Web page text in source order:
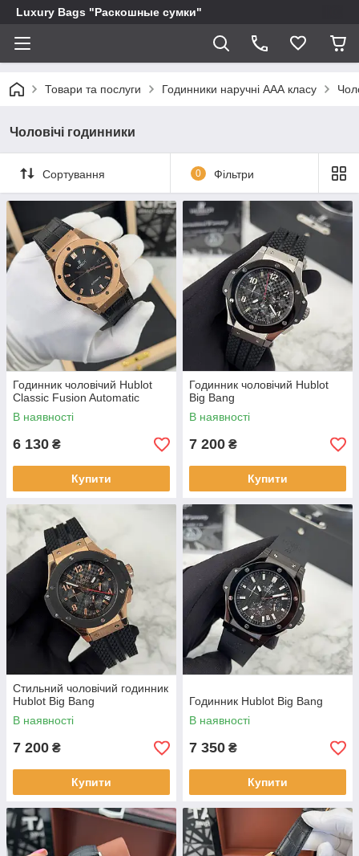
Luxury Bags "Раскошные сумки"
Товари та послуги Годинники наручні ААА класу
Чоловічі годинники
Сортування 0 Фільтри
Годинник чоловічий Hublot
Classic Fusion Automatic
В наявності
6 130 ₴
Купити
Годинник чоловічий Hublot
Big Bang
В наявності
7 200 ₴
Купити
Стильний чоловічий годинник
Hublot Big Bang
В наявності
7 200 ₴
Купити
Годинник Hublot Big Bang
В наявності
7 350 ₴
Купити